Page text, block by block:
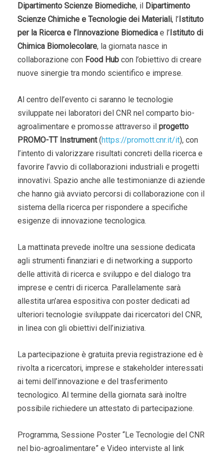
Dipartimento Scienze Biomediche, il Dipartimento
Scienze Chimiche e Tecnologie dei Materiali, l’Istituto
per la Ricerca e l’Innovazione Biomedica e l’Istituto di
Chimica Biomolecolare, la giornata nasce in
collaborazione con Food Hub con l’obiettivo di creare
nuove sinergie tra mondo scientifico e imprese.
Al centro dell’evento ci saranno le tecnologie
sviluppate nei laboratori del CNR nel comparto bio-
agroalimentare e promosse attraverso il progetto
PROMO-TT Instrument(https://promott.cnr.it/it), con
l’intento di valorizzare risultati concreti della ricerca e
favorire l’avvio di collaborazioni industriali e progetti
innovativi. Spazio anche alle testimonianze di aziende
che hanno già avviato percorsi di collaborazione con il
sistema della ricerca per rispondere a specifiche
esigenze di innovazione tecnologica.
La mattinata prevede inoltre una sessione dedicata
agli strumenti finanziari e di networking a supporto
delle attività di ricerca e sviluppo e del dialogo tra
imprese e centri di ricerca. Parallelamente sarà
allestita un’area espositiva con poster dedicati ad
ulteriori tecnologie sviluppate dai ricercatori del CNR,
in linea con gli obiettivi dell’iniziativa.
La partecipazione è gratuita previa registrazione ed è
rivolta a ricercatori, imprese e stakeholder interessati
ai temi dell’innovazione e del trasferimento
tecnologico. Al termine della giornata sarà inoltre
possibile richiedere un attestato di partecipazione.
Programma, Sessione Poster “Le Tecnologie del CNR
nel bio-agroalimentare” e Video interviste al link